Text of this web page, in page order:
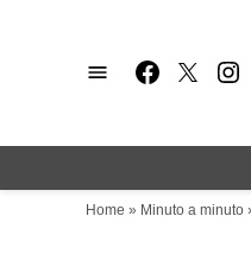
Facebook
Twitter
Home » Minuto a minuto